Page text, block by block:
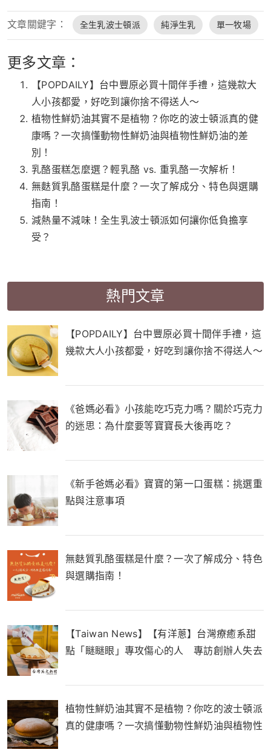
文章關鍵字： 全生乳波士頓派 純淨生乳 單一牧場
更多文章：
【POPDAILY】台中豐原必買十間伴手禮，這幾款大
人小孩都愛，好吃到讓你捨不得送人～
植物性鮮奶油其實不是植物？你吃的波士頓派真的健
康嗎？一次搞懂動物性鮮奶油與植物性鮮奶油的差
別！
乳酪蛋糕怎麼選？輕乳酪 vs. 重乳酪一次解析！
無麩質乳酪蛋糕是什麼？一次了解成分、特色與選購
指南！
減熱量不減味！全生乳波士頓派如何讓你低負擔享
受？
熱門文章
【POPDAILY】台中豐原必買十間伴手禮，這
幾款大人小孩都愛，好吃到讓你捨不得送人～
《爸媽必看》小孩能吃巧克力嗎？關於巧克力
的迷思：為什麼要等寶寶長大後再吃？
《新手爸媽必看》寶寶的第一口蛋糕：挑選重
點與注意事項
無麩質乳酪蛋糕是什麼？一次了解成分、特色
與選購指南！
【Taiwan News】【有洋蔥】台灣療癒系甜
點「瞇瞇眼」專攻傷心的人 專訪創辦人失去
植物性鮮奶油其實不是植物？你吃的波士頓派
真的健康嗎？一次搞懂動物性鮮奶油與植物性